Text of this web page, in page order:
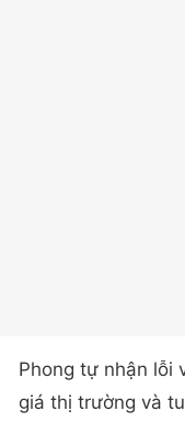
Phong tự nhận lỗi
giá thị trường và